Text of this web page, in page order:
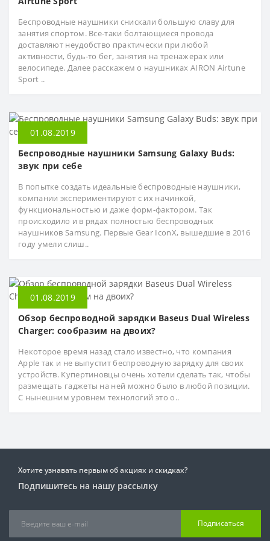
Клавиатуры и комплекты
Коврики для мыши
Компьютерная мебель
Компьютерные колонки
Мыши
Мыши и клавиатуры Apple
Подключение к Интернет (3G / 4G)
Подставки для ноутбуков
Презентеры
Прочие компьютерные аксессуары
Сетевые адаптеры для ноутбуков
Сумки для ноутбуков
Флеш накопители
Мыши и клавиатуры Apple
Системные блоки
Системные блоки Apple Mac
Сканеры
Фотопринтеры компактные
Шредеры
Планшеты Apple
Планшеты на Android
Планшеты на Windows
Пульты дистанционного управления
Спутниковое/цифровое ТВ
Стабилизаторы напряжения
Магнитолы
Музыкальные системы Midi
Музыкальные центры
Чехлы для портативной акустики
Компоненты Hi-Fi
Микрофоны
Портативные плееры
Ресиверы Hi-Fi
Саундбары
Смарт-телевизоры
Телевизоры с изогнутым экраном
Сковороды
Формы для выпекания
Беспроводные наушники снискали большую славу для
занятия спортом. Все-таки болтающиеся провода
доставляют неудобство практически при любой
активности, будь-то бег, занятия на тренажерах или
велосипеде. Далее расскажем о наушниках AIRON Airtune
Sport ..
01.08.2019
Беспроводные наушники Samsung Galaxy Buds:
звук при себе
В попытке создать идеальные беспроводные наушники,
компании экспериментируют с их начинкой,
функциональностью и даже форм-фактором. Так
происходило и в рядах полностью беспроводных
наушников Samsung. Первые Gear IconX, вышедшие в 2016
году умели слиш..
01.08.2019
Обзор беспроводной зарядки Baseus Dual Wireless
Charger: сообразим на двоих?
Некоторое время назад стало известно, что компания
Apple так и не выпустит беспроводную зарядку для своих
устройств. Купертиновцы очень хотели сделать так, чтобы
размещать гаджеты на ней можно было в любой позиции.
С нынешним уровнем технологий это о..
Хотите узнавать первым об акциях и скидках?
Подпишитесь на нашу рассылку
Подписаться